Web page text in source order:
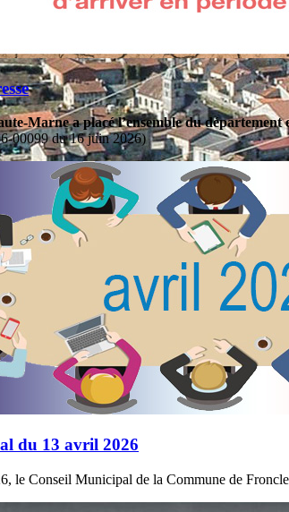
Marne a placé l’ensemble du département
00099 du 16 juin 2026)
du 13 avril 2026
le Conseil Municipal de la Commune de